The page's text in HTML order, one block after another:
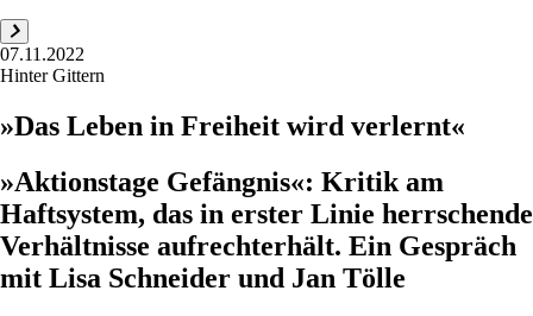
07.11.2022
Hinter Gittern
»Das Leben in Freiheit wird verlernt«
»Aktionstage Gefängnis«: Kritik am
Haftsystem, das in erster Linie herrschende
Verhältnisse aufrechterhält. Ein Gespräch
mit Lisa Schneider und Jan Tölle